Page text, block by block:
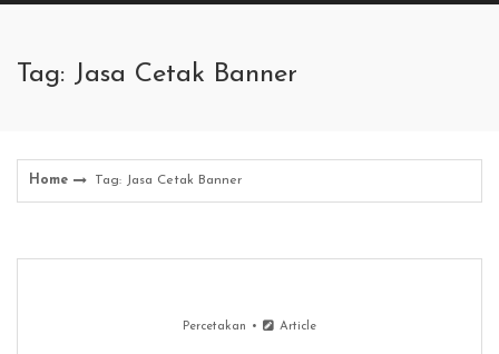
Tag: Jasa Cetak Banner
Home Tag: Jasa Cetak Banner
Percetakan Article